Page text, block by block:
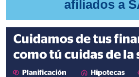
afiliados a